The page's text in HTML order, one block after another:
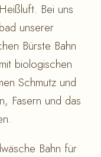
Bei uns
unserer
Bürste Bahn
biologischen
Schmutz und
Fasern und das
Bahn für